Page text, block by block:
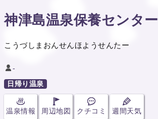
神津島温泉保養センター
こうづしまおんせんほようせんたー
-
日帰り温泉
温泉情報 周辺地図 クチコミ 週間天気